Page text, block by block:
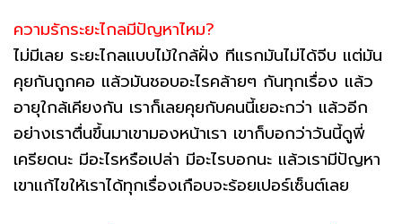
ความรักระยะไกลมีปัญหาไหม?
ไม่มีเลย ระยะไกลแบบไม้ใกล้ฝั่ง ทีแรกมันไม่ได้จีบ แต่มัน
คุยกันถูกคอ แล้วมันชอบอะไรคล้ายๆ กันทุกเรื่อง แล้ว
อายุใกล้เคียงกัน เราก็เลยคุยกับคนนี้เยอะกว่า แล้วอีก
อย่างเราตื่นขึ้นมาเขามองหน้าเรา เขาก็บอกว่าวันนี้ดูพี่
เครียดนะ มีอะไรหรือเปล่า มีอะไรบอกนะ แล้วเรามีปัญหา
เขาแก้ไขให้เราได้ทุกเรื่องเกือบจะร้อยเปอร์เซ็นต์เลย